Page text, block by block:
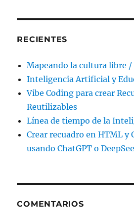
RECIENTES
Mapeando la cultura libre
Inteligencia Artificial y
Vibe Coding para crear
Reutilizables
Línea de tiempo de la
Crear recuadro en HTML y
usando ChatGPT o
COMENTARIOS